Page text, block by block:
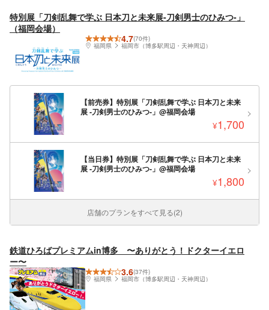
特別展「刀剣乱舞で学ぶ 日本刀と未来展‐刀剣男士のひみつ‐」
（福岡会場）
4.7(70件)
福岡県
福岡市（博多駅周辺・天神周辺）
【前売券】特別展「刀剣乱舞で学ぶ 日本刀と未来
展 ‐刀剣男士のひみつ‐」@福岡会場
¥1,700
【当日券】特別展「刀剣乱舞で学ぶ 日本刀と未来
展 ‐刀剣男士のひみつ‐」@福岡会場
¥1,800
店舗のプランをすべて見る(2)
鉄道ひろばプレミアムin博多 〜ありがとう！ドクターイエロ
ー〜
3.6(37件)
福岡県
福岡市（博多駅周辺・天神周辺）